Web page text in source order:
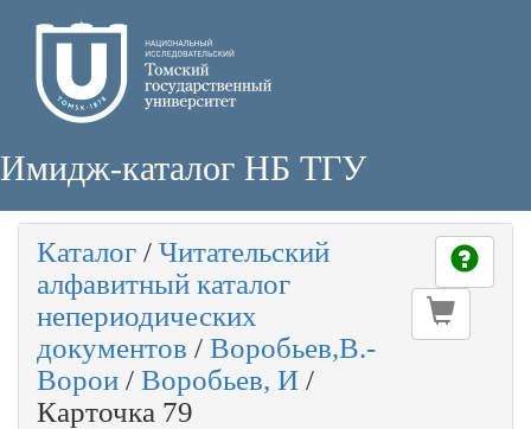
Имидж-каталог НБ ТГУ
Каталог / Читательский
алфавитный каталог
непериодических
документов / Воробьев,В.-
Ворои / Воробьев, И /
Карточка 79